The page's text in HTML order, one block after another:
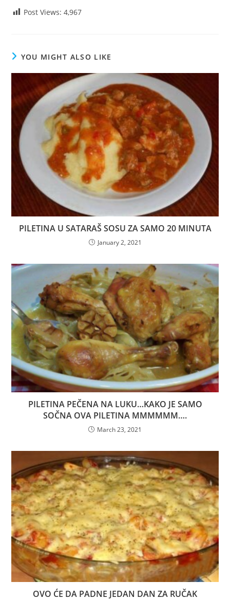
Post Views: 4,967
YOU MIGHT ALSO LIKE
PILETINA U SATARAŠ SOSU ZA SAMO 20 MINUTA
January 2, 2021
PILETINA PEČENA NA LUKU…KAKO JE SAMO
SOČNA OVA PILETINA MMMMMM….
March 23, 2021
OVO ĆE DA PADNE JEDAN DAN ZA RUČAK